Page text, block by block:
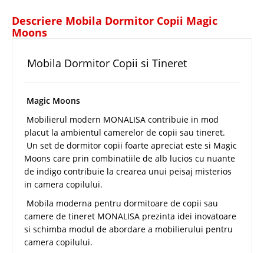
Descriere Mobila Dormitor Copii Magic
Moons
Mobila Dormitor Copii si Tineret
Magic Moons
Mobilierul modern MONALISA contribuie in mod
placut la ambientul camerelor de copii sau tineret.
Un set de dormitor copii foarte apreciat este si Magic
Moons care prin combinatiile de alb lucios cu nuante
de indigo contribuie la crearea unui peisaj misterios
in camera copilului.
Mobila moderna pentru dormitoare de copii sau
camere de tineret MONALISA prezinta idei inovatoare
si schimba modul de abordare a mobilierului pentru
camera copilului.